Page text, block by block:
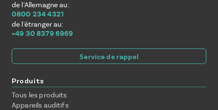
de l'Allemagne au:
0800 234 4321
de l'étranger au:
+49 30 8379 6969
Service de rappel
Produits
Tous les produits
Appareils auditifs